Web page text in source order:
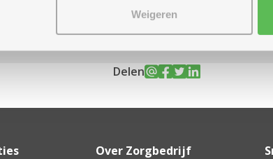
Weigeren
Delen
Over Zorgbedrijf